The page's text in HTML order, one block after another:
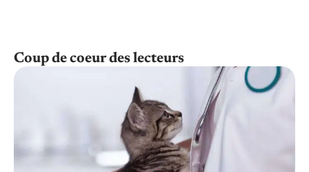
Coup de coeur des lecteurs